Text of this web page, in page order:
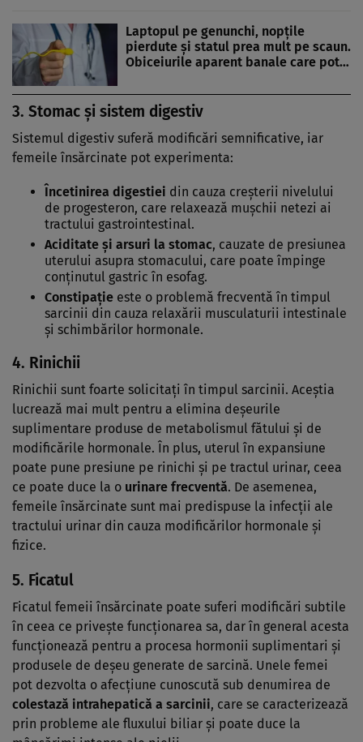
Laptopul pe genunchi, nopțile
pierdute și statul prea mult pe scaun.
Obiceiurile aparent banale care pot…
3. Stomac și sistem digestiv
Sistemul digestiv suferă modificări semnificative, iar
femeile însărcinate pot experimenta:
Încetinirea digestiei din cauza creșterii nivelului
de progesteron, care relaxează mușchii netezi ai
tractului gastrointestinal.
Aciditate și arsuri la stomac, cauzate de presiunea
uterului asupra stomacului, care poate împinge
conținutul gastric în esofag.
Constipație este o problemă frecventă în timpul
sarcinii din cauza relaxării musculaturii intestinale
și schimbărilor hormonale.
4. Rinichii
Rinichii sunt foarte solicitați în timpul sarcinii. Aceștia
lucrează mai mult pentru a elimina deșeurile
suplimentare produse de metabolismul fătului și de
modificările hormonale. În plus, uterul în expansiune
poate pune presiune pe rinichi și pe tractul urinar, ceea
ce poate duce la o urinare frecventă. De asemenea,
femeile însărcinate sunt mai predispuse la infecții ale
tractului urinar din cauza modificărilor hormonale și
fizice.
5. Ficatul
Ficatul femeii însărcinate poate suferi modificări subtile
în ceea ce privește funcționarea sa, dar în general acesta
funcționează pentru a procesa hormonii suplimentari și
produsele de deșeu generate de sarcină. Unele femei
pot dezvolta o afecțiune cunoscută sub denumirea de
colestază intrahepatică a sarcinii, care se caracterizează
prin probleme ale fluxului biliar și poate duce la